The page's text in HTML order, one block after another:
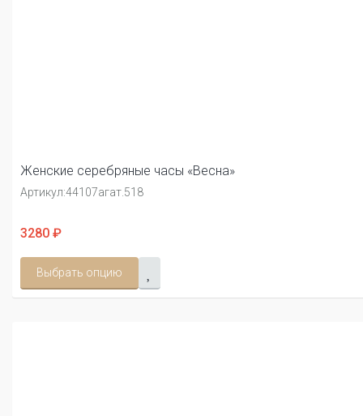
Женские серебряные часы «Весна»
Артикул:44107агат.518
3280 ₽
Выбрать опцию